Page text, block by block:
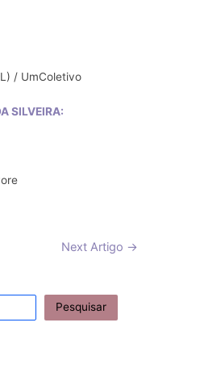
/ UmColetivo
SILVEIRA:
Next Artigo →
Pesquisar